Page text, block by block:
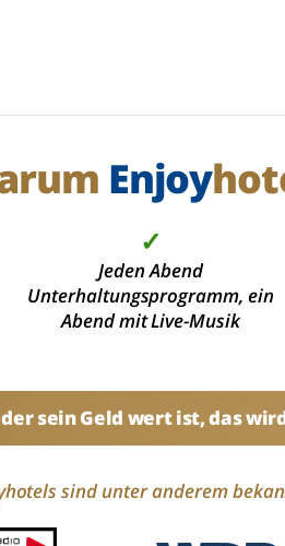
Enjoy
✓
Jeden Abend
Unterhaltungsprogramm, ein
Abend mit Live-Musik
sein Geld wert ist, das
sind unter anderem